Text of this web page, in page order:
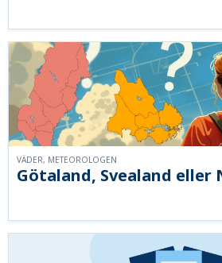
Götaland, Svealand eller
VÄDER, METEOROLOGEN